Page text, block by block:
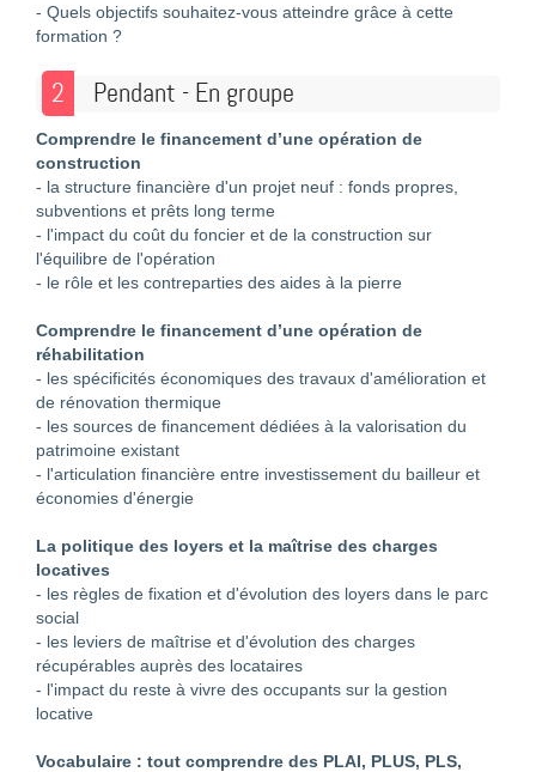
- Quels objectifs souhaitez-vous atteindre grâce à cette
formation ?
2 Pendant - En groupe
Comprendre le financement d’une opération de
construction
- la structure financière d'un projet neuf : fonds propres,
subventions et prêts long terme
- l'impact du coût du foncier et de la construction sur
l'équilibre de l'opération
- le rôle et les contreparties des aides à la pierre
Comprendre le financement d’une opération de
réhabilitation
- les spécificités économiques des travaux d'amélioration et
de rénovation thermique
- les sources de financement dédiées à la valorisation du
patrimoine existant
- l'articulation financière entre investissement du bailleur et
économies d'énergie
La politique des loyers et la maîtrise des charges
locatives
- les règles de fixation et d'évolution des loyers dans le parc
social
- les leviers de maîtrise et d'évolution des charges
récupérables auprès des locataires
- l'impact du reste à vivre des occupants sur la gestion
locative
Vocabulaire : tout comprendre des PLAI, PLUS, PLS,